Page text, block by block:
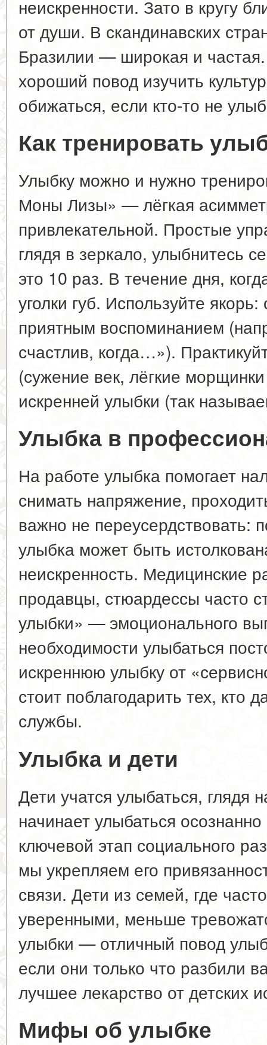
неискренности. Зато в кругу
от души. В скандинавских
Бразилии — широкая и
хороший повод изучить
обижаться, если кто-то не
Как тренировать
Улыбку можно и нужно
Моны Лизы» — лёгкая
привлекательной. Простые
глядя в зеркало, улыбнитесь
это 10 раз. В течение дня,
уголки губ. Используйте
приятным воспоминанием
счастлив, когда…»).
(сужение век, лёгкие
искренней улыбки (так
Улыбка в
На работе улыбка помогает
снимать напряжение,
важно не переусердствовать:
улыбка может быть
неискренность. Медицинские
продавцы, стюардессы часто
улыбки» — эмоционального
необходимости улыбаться
искреннюю улыбку от
стоит поблагодарить тех, кто
службы.
Улыбка и дети
Дети учатся улыбаться, глядя
начинает улыбаться
ключевой этап социального
мы укрепляем его
связи. Дети из семей, где
уверенными, меньше
улыбки — отличный повод
если они только что разбили
лучшее лекарство от детских
Мифы об улыбке